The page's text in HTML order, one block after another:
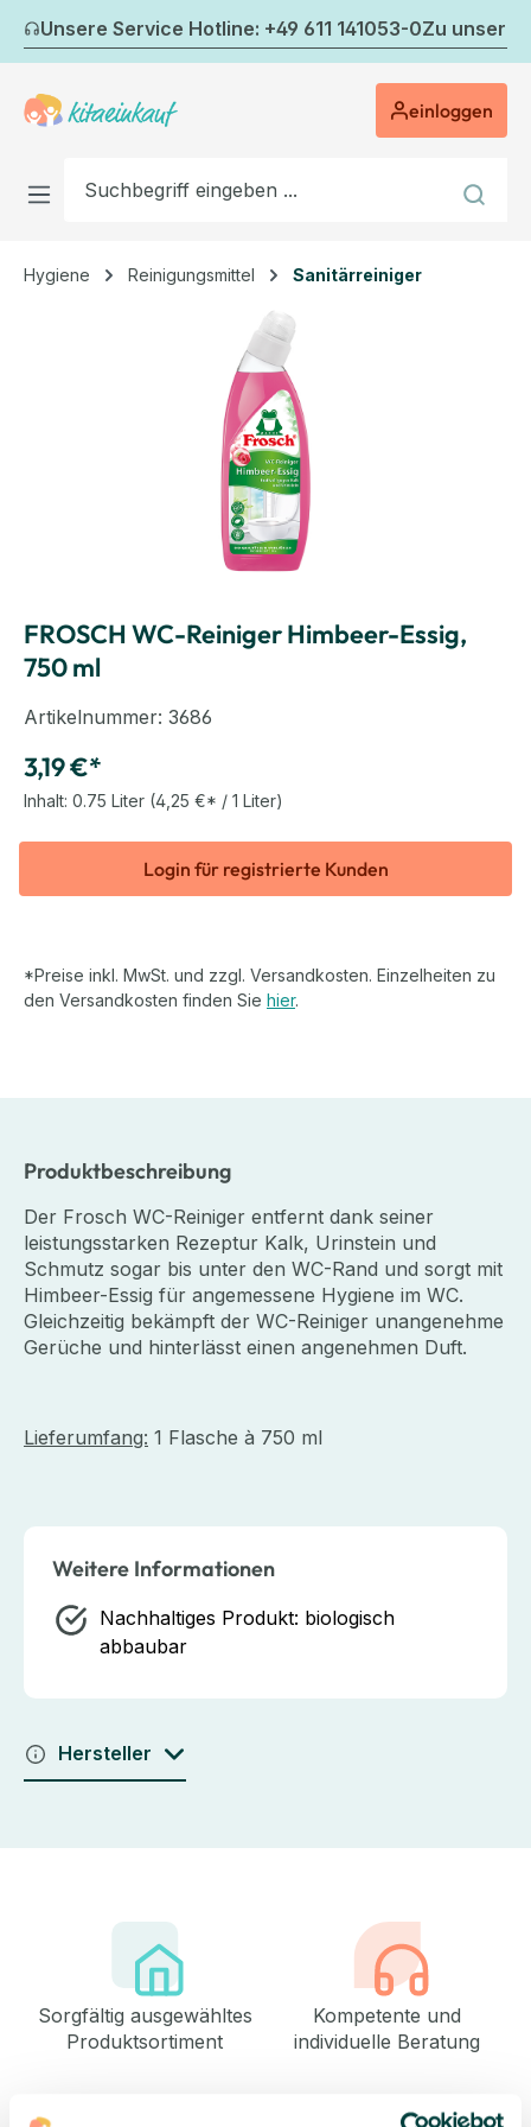
Zum Hauptinhalt springen
Unsere Service Hotline: +49 611 141053-0Zu
einloggen
Hygiene Reinigungsmittel Sanitärreiniger
FROSCH WC-Reiniger Himbeer-Essig,
750 ml
Artikelnummer: 3686
3,19 €*
Inhalt: 0.75 Liter (4,25 €* / 1 Liter)
Login für registrierte Kunden
*Preise inkl. MwSt. und zzgl. Versandkosten. Einzelheiten zu
den Versandkosten finden Sie hier.
Produktbeschreibung
Der Frosch WC-Reiniger entfernt dank seiner
leistungsstarken Rezeptur Kalk, Urinstein und
Schmutz sogar bis unter den WC-Rand und sorgt mit
Himbeer-Essig für angemessene Hygiene im WC.
Gleichzeitig bekämpft der WC-Reiniger unangenehme
Gerüche und hinterlässt einen angenehmen Duft.
Lieferumfang: 1 Flasche à 750 ml
Weitere Informationen
Nachhaltiges Produkt: biologisch
abbaubar
Hersteller
Sorgfältig ausgewähltes
Produktsortiment
Kompetente und
individuelle Beratung